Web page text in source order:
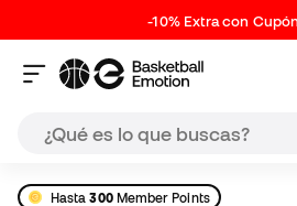
-10% Extra con
Hasta300Member Points